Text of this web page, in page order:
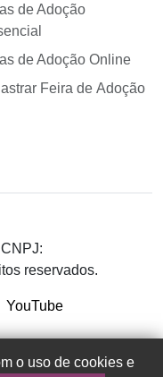
de Adoção
de Adoção Online
Feira de Adoção
reservados.
YouTube
o uso de cookies e